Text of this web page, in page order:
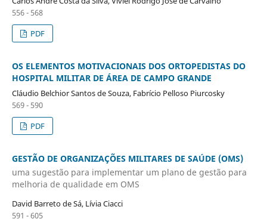
556 - 568
PDF
OS ELEMENTOS MOTIVACIONAIS DOS ORTOPEDISTAS DO
HOSPITAL MILITAR DE ÁREA DE CAMPO GRANDE
Cláudio Belchior Santos de Souza, Fabrício Pelloso Piurcosky
569 - 590
PDF
GESTÃO DE ORGANIZAÇÕES MILITARES DE SAÚDE (OMS)
uma sugestão para implementar um plano de gestão para
melhoria de qualidade em OMS
David Barreto de Sá, Lívia Ciacci
591 - 605